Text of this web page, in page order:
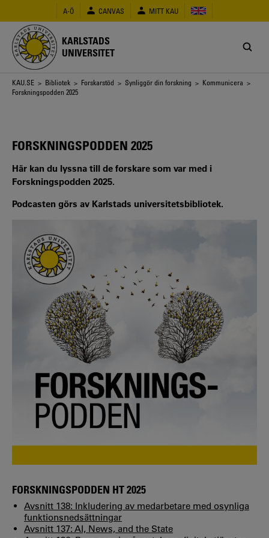
huvudinnehåll
A-Ö CANVAS MITT KAU
KARLSTADS
UNIVERSITET
Länkstig
KAU.SE > Bibliotek > Forskarstöd > Synliggör din forskning > Kommunicera >
Forskningspodden 2025
FORSKNINGSPODDEN 2025
Här kan du lyssna till de forskare som var med i
Forskningspodden 2025.
Podcasten görs av Karlstads universitetsbibliotek.
FORSKNINGSPODDEN HT 2025
Avsnitt 138: Inkludering av medarbetare med osynliga
funktionsnedsättningar
Avsnitt 137: AI, News, and the State